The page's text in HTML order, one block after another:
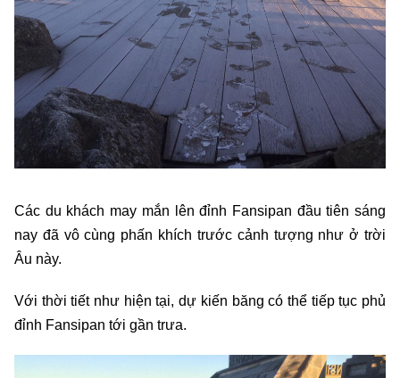
Các du khách may mắn lên đỉnh Fansipan đầu tiên sáng
nay đã vô cùng phấn khích trước cảnh tượng như ở trời
Âu này.
Với thời tiết như hiện tại, dự kiến băng có thể tiếp tục phủ
đỉnh Fansipan tới gần trưa.